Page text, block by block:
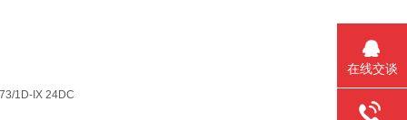
1D-IX 24DC
在线交谈